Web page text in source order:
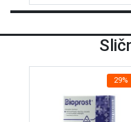
29%